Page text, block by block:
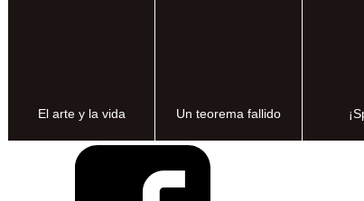
El arte y la vida Un teorema fallido